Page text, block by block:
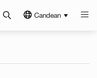
Candean